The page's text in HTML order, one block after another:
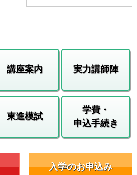
講座案内 実力講師陣
東進模試
学費・
申込手続き
入学のお申込み